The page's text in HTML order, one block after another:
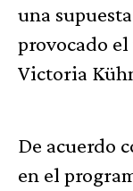
una
provocado
Victoria
De acuerdo
en el